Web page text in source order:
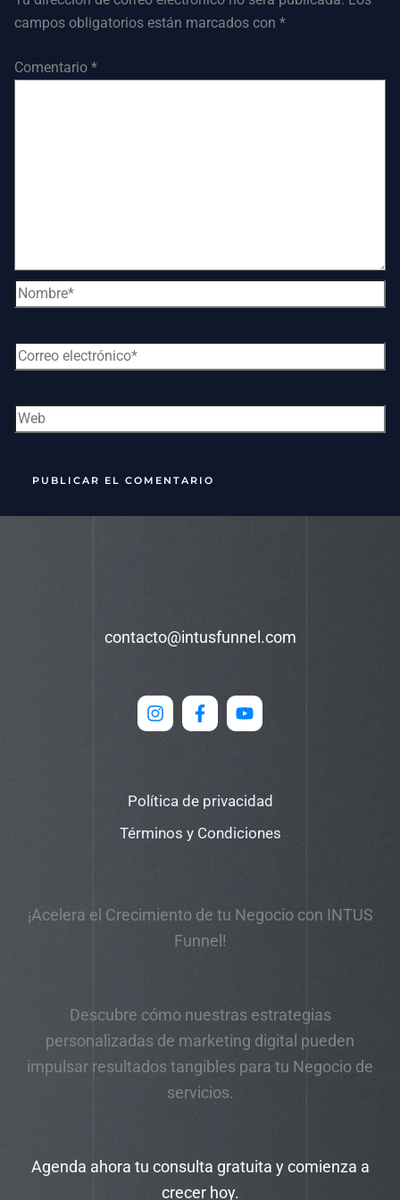
campos obligatorios están marcados con *
Comentario *
contacto@intusfunnel.com
Política de privacidad
Términos y Condiciones
¡Acelera el Crecimiento de tu Negocio con INTUS
Funnel!
Descubre cómo nuestras estrategias
personalizadas de marketing digital pueden
impulsar resultados tangibles para tu Negocio de
servicios.
Agenda ahora tu consulta gratuita y comienza a
crecer hoy.